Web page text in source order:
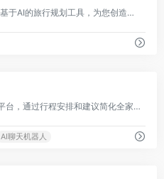
triipper: Triipper是一个基于AI的旅行规划工具，为您创造个性化的行程，让旅程无压力且难忘。
Skoot: Skoot是一个AI平台，通过行程安排和建议简化全家旅行规划。
AI聊天机器人